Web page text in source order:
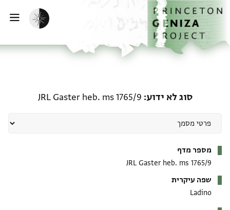
דילוג לתוכן
דף הבית
הפעלת מצב כהה
סוג לא ידוע JRL Gaster heb. ms 1765/9
מספר מדף
JRL Gaster heb. ms 1765/9
שפה עיקרית
Ladino